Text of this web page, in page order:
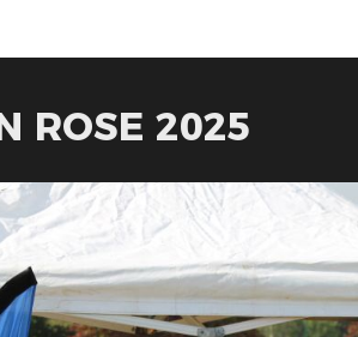
ROSE 2025